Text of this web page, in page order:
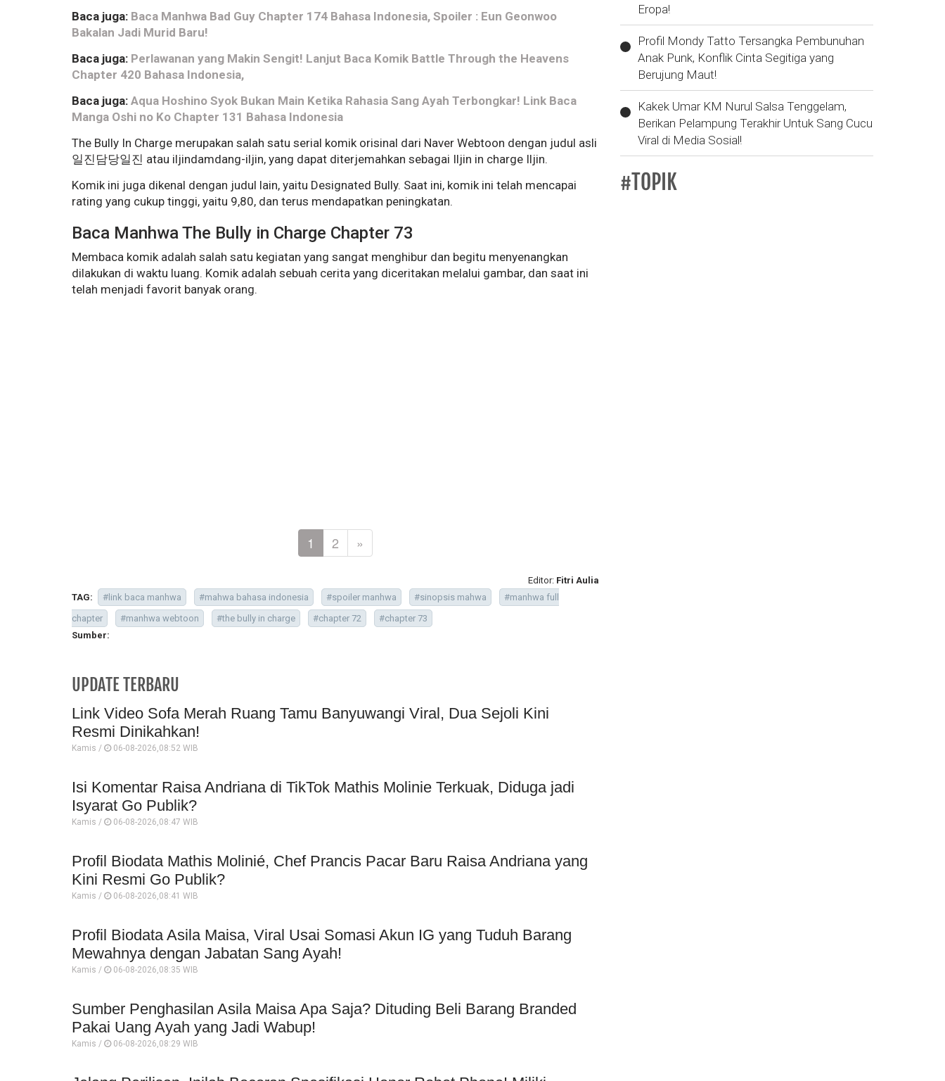
Baca juga: Baca Manhwa Bad Guy Chapter 174 Bahasa Indonesia, Spoiler : Eun Geonwoo
Bakalan Jadi Murid Baru!
Baca juga: Perlawanan yang Makin Sengit! Lanjut Baca Komik Battle Through the Heavens
Chapter 420 Bahasa Indonesia,
Baca juga: Aqua Hoshino Syok Bukan Main Ketika Rahasia Sang Ayah Terbongkar! Link Baca
Manga Oshi no Ko Chapter 131 Bahasa Indonesia
The Bully In Charge merupakan salah satu serial komik orisinal dari Naver Webtoon dengan judul asli
일진담당일진 atau iljindamdang-iljin, yang dapat diterjemahkan sebagai Iljin in charge Iljin.
Komik ini juga dikenal dengan judul lain, yaitu Designated Bully. Saat ini, komik ini telah mencapai
rating yang cukup tinggi, yaitu 9,80, dan terus mendapatkan peningkatan.
Baca Manhwa The Bully in Charge Chapter 73
Membaca komik adalah salah satu kegiatan yang sangat menghibur dan begitu menyenangkan
dilakukan di waktu luang. Komik adalah sebuah cerita yang diceritakan melalui gambar, dan saat ini
telah menjadi favorit banyak orang.
1 2 »
Editor: Fitri Aulia
TAG:
#link baca manhwa #mahwa bahasa indonesia #spoiler manhwa #sinopsis mahwa
#manhwa full
chapter
#manhwa webtoon #the bully in charge #chapter 72
#chapter 73
Sumber:
UPDATE TERBARU
Link Video Sofa Merah Ruang Tamu Banyuwangi Viral, Dua Sejoli Kini
Resmi Dinikahkan!
Kamis / 06-08-2026,08:52 WIB
Isi Komentar Raisa Andriana di TikTok Mathis Molinie Terkuak, Diduga jadi
Isyarat Go Publik?
Kamis / 06-08-2026,08:47 WIB
Profil Biodata Mathis Molinié, Chef Prancis Pacar Baru Raisa Andriana yang
Kini Resmi Go Publik?
Kamis / 06-08-2026,08:41 WIB
Profil Biodata Asila Maisa, Viral Usai Somasi Akun IG yang Tuduh Barang
Mewahnya dengan Jabatan Sang Ayah!
Kamis / 06-08-2026,08:35 WIB
Sumber Penghasilan Asila Maisa Apa Saja? Dituding Beli Barang Branded
Pakai Uang Ayah yang Jadi Wabup!
Kamis / 06-08-2026,08:29 WIB
Eropa!
Profil Mondy Tatto Tersangka Pembunuhan
Anak Punk, Konflik Cinta Segitiga yang
Berujung Maut!
Kakek Umar KM Nurul Salsa Tenggelam,
Berikan Pelampung Terakhir Untuk Sang Cucu
Viral di Media Sosial!
#TOPIK